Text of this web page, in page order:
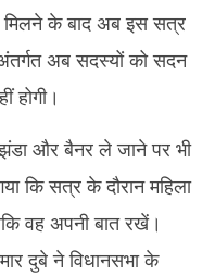
मिलने के बाद अब इस सत्र
अब सदस्यों को सदन
होगी।
और बैनर ले जाने पर भी
कि सत्र के दौरान महिला
वह अपनी बात रखें।
दुबे ने विधानसभा के